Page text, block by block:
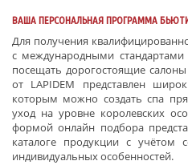
ВАША ПЕРСОНАЛЬНАЯ ПРОГРАММА
Для получения
с международными стандартами
посещать дорогостоящие
от LAPIDEM представлен
которым можно создать спа
уход на уровне королевских
формой онлайн подбора
каталоге продукции с учётом
индивидуальных особенностей.